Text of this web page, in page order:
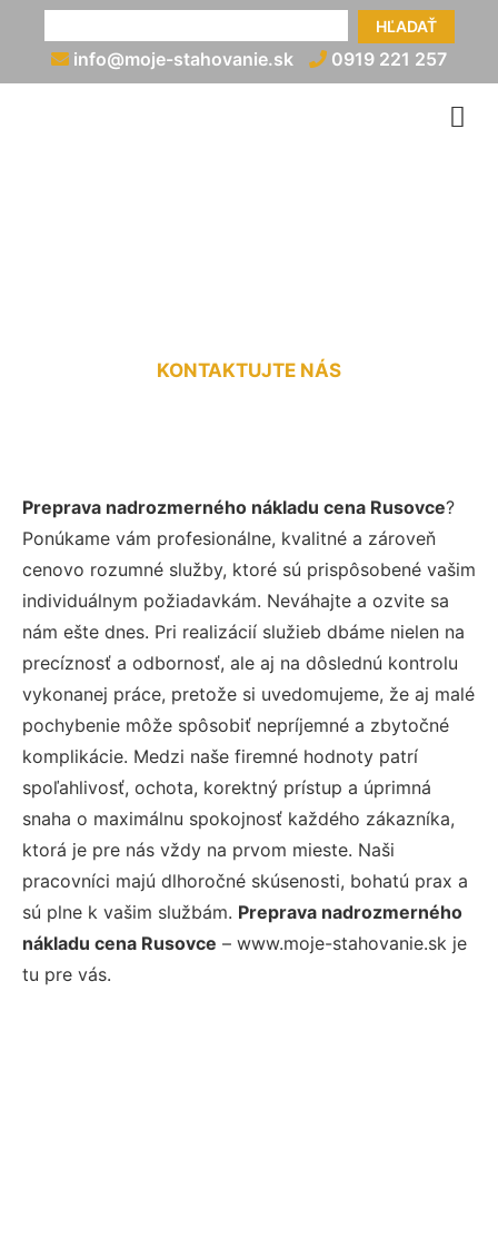
HĽADAŤ
info@moje-stahovanie.sk 0919 221 257
KONTAKTUJTE NÁS
Preprava nadrozmerného nákladu cena Rusovce?
Ponúkame vám profesionálne, kvalitné a zároveň
cenovo rozumné služby, ktoré sú prispôsobené vašim
individuálnym požiadavkám. Neváhajte a ozvite sa
nám ešte dnes. Pri realizácií služieb dbáme nielen na
precíznosť a odbornosť, ale aj na dôslednú kontrolu
vykonanej práce, pretože si uvedomujeme, že aj malé
pochybenie môže spôsobiť nepríjemné a zbytočné
komplikácie. Medzi naše firemné hodnoty patrí
spoľahlivosť, ochota, korektný prístup a úprimná
snaha o maximálnu spokojnosť každého zákazníka,
ktorá je pre nás vždy na prvom mieste. Naši
pracovníci majú dlhoročné skúsenosti, bohatú prax a
sú plne k vašim službám. Preprava nadrozmerného
nákladu cena Rusovce – www.moje-stahovanie.sk je
tu pre vás.